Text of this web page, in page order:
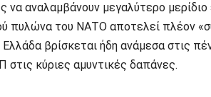
αναλαμβάνουν μεγαλύτερο μερίδιο
πυλώνα του ΝΑΤΟ αποτελεί πλέον
Ελλάδα βρίσκεται ήδη ανάμεσα στις
κύριες αμυντικές δαπάνες.